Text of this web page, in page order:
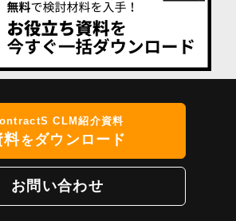
CLM紹介資料
料をダウンロード
お問い合わせ